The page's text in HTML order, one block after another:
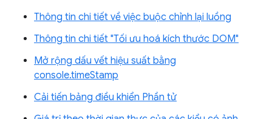
Thông tin chi tiết về việc buộc chỉnh lại luồng
Thông tin chi tiết "Tối ưu hoá kích thước DOM"
Mở rộng dấu vết hiệu suất bằng
console.timeStamp
Cải tiến bảng điều khiển Phần tử